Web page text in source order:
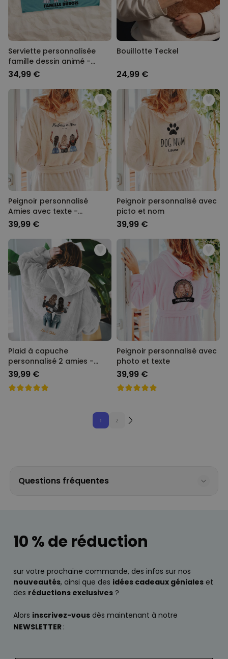
Serviette personnalisée
famille dessin animé -
Illustration
34,99 €
Bouillotte Teckel
24,99 €
Peignoir personnalisé
Amies avec texte -
Illustration
39,99 €
Peignoir personnalisé avec
picto et nom
39,99 €
Plaid à capuche
personnalisé 2 amies -
Illustration
39,99 €
Peignoir personnalisé avec
photo et texte
39,99 €
1 2
Questions fréquentes
10 % de réduction
sur votre prochaine commande, des infos sur nos
nouveautés, ainsi que des idées cadeaux géniales et
des réductions exclusives ?
Alors inscrivez-vous dès maintenant à notre
NEWSLETTER :